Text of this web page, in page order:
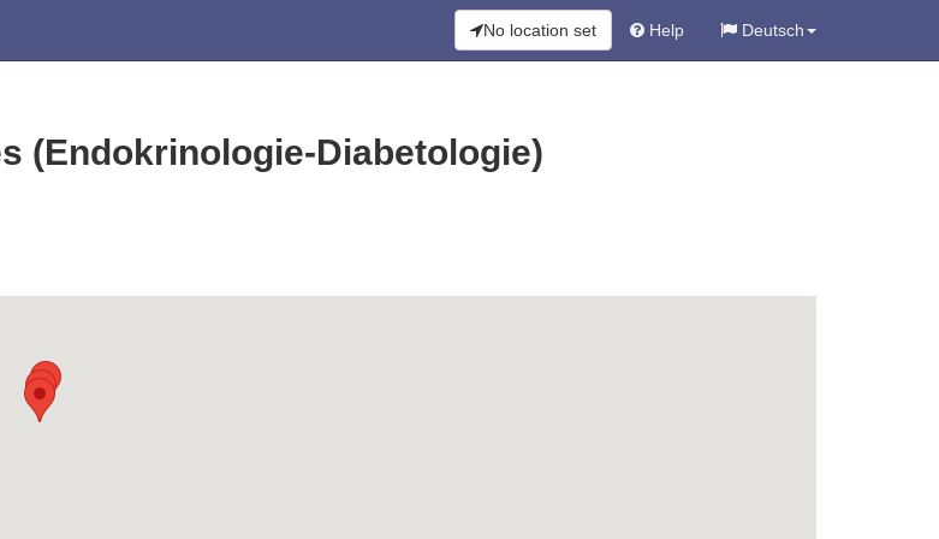
No location set Help Deutsch
(Endokrinologie-Diabetologie)